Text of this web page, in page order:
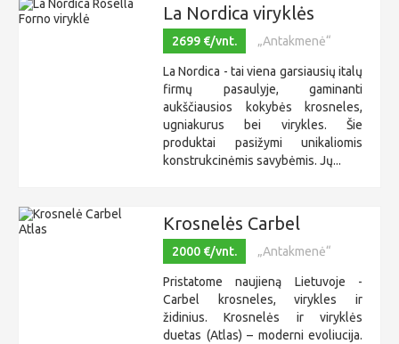
La Nordica viryklės
2699 €/vnt. „Antakmenė“
La Nordica - tai viena garsiausių italų
firmų pasaulyje, gaminanti
aukščiausios kokybės krosneles,
ugniakurus bei virykles. Šie
produktai pasižymi unikaliomis
konstrukcinėmis savybėmis. Jų...
Krosnelės Carbel
2000 €/vnt. „Antakmenė“
Pristatome naujieną Lietuvoje -
Carbel krosneles, virykles ir
židinius. Krosnelės ir viryklės
duetas (Atlas) – moderni evoliucija.